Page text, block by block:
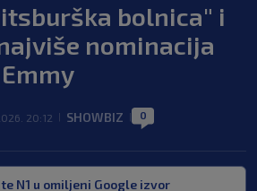
bolnica" i
nominacija
20:12 SHOWBIZ 0
N1 u omiljeni Google izvor